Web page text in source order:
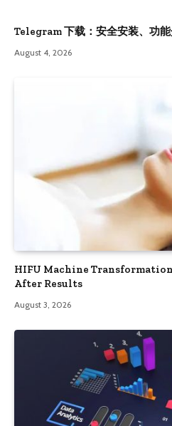
Telegram 下载：安全安装、功
August 4, 2026
HIFU Machine
After Results
August 3, 2026